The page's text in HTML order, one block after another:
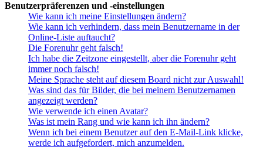
Benutzerpräferenzen und -einstellungen
Wie kann ich meine Einstellungen ändern?
Wie kann ich verhindern, dass mein Benutzername in der
Online-Liste auftaucht?
Die Forenuhr geht falsch!
Ich habe die Zeitzone eingestellt, aber die Forenuhr geht
immer noch falsch!
Meine Sprache steht auf diesem Board nicht zur Auswahl!
Was sind das für Bilder, die bei meinem Benutzernamen
angezeigt werden?
Wie verwende ich einen Avatar?
Was ist mein Rang und wie kann ich ihn ändern?
Wenn ich bei einem Benutzer auf den E-Mail-Link klicke,
werde ich aufgefordert, mich anzumelden.